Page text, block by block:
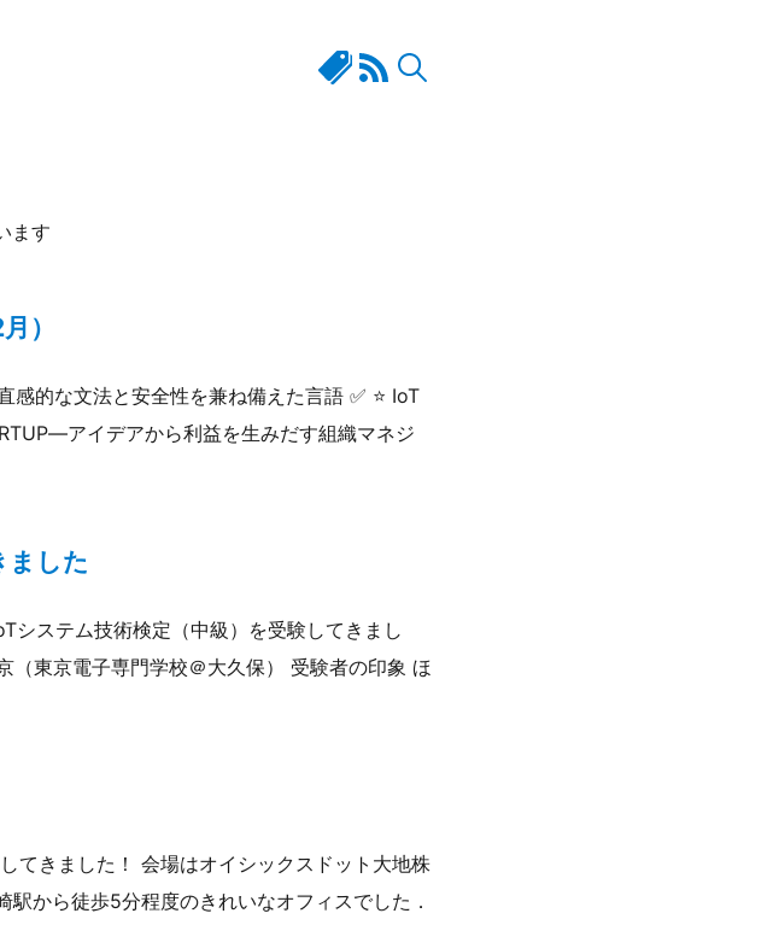
ます
）
的な文法と安全性を兼ね備えた言語 ✅ ⭐ IoT
アイデアから利益を生みだす組織マネジ
ました
システム技術検定（中級）を受験してきまし
東京電子専門学校＠大久保） 受験者の印象 ほ
てきました！ 会場はオイシックスドット大地株
から徒歩5分程度のきれいなオフィスでした．